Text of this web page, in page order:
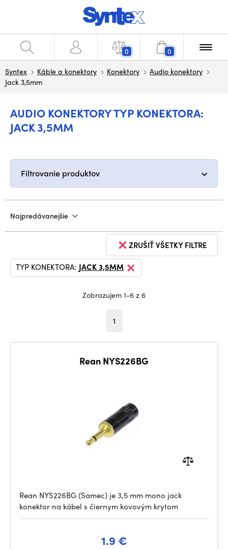
0 0
Syntex Káble a konektory Konektory
Audio konektory
Jack 3,5mm
AUDIO KONEKTORY TYP KONEKTORA:
JACK 3,5MM
Filtrovanie produktov
Najpredávanejšie
ZRUŠIŤ VŠETKY FILTRE
TYP KONEKTORA: JACK 3,5MM
Zobrazujem 1-6 z 6
1
Rean NYS226BG
Rean NYS226BG (Samec) je 3,5 mm mono jack
konektor na kábel s čiernym kovovým krytom
1.9 €